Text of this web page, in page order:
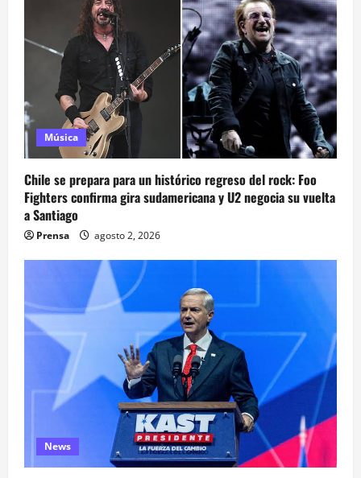
Música
Chile se prepara para un histórico regreso del rock: Foo
Fighters confirma gira sudamericana y U2 negocia su vuelta
a Santiago
Prensa agosto 2, 2026
News